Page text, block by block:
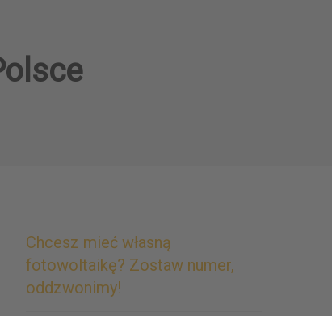
Chcesz mieć własną
fotowoltaikę? Zostaw numer,
oddzwonimy!